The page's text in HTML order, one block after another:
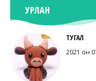
УРЛАН
ТУГАЛ
2021 он